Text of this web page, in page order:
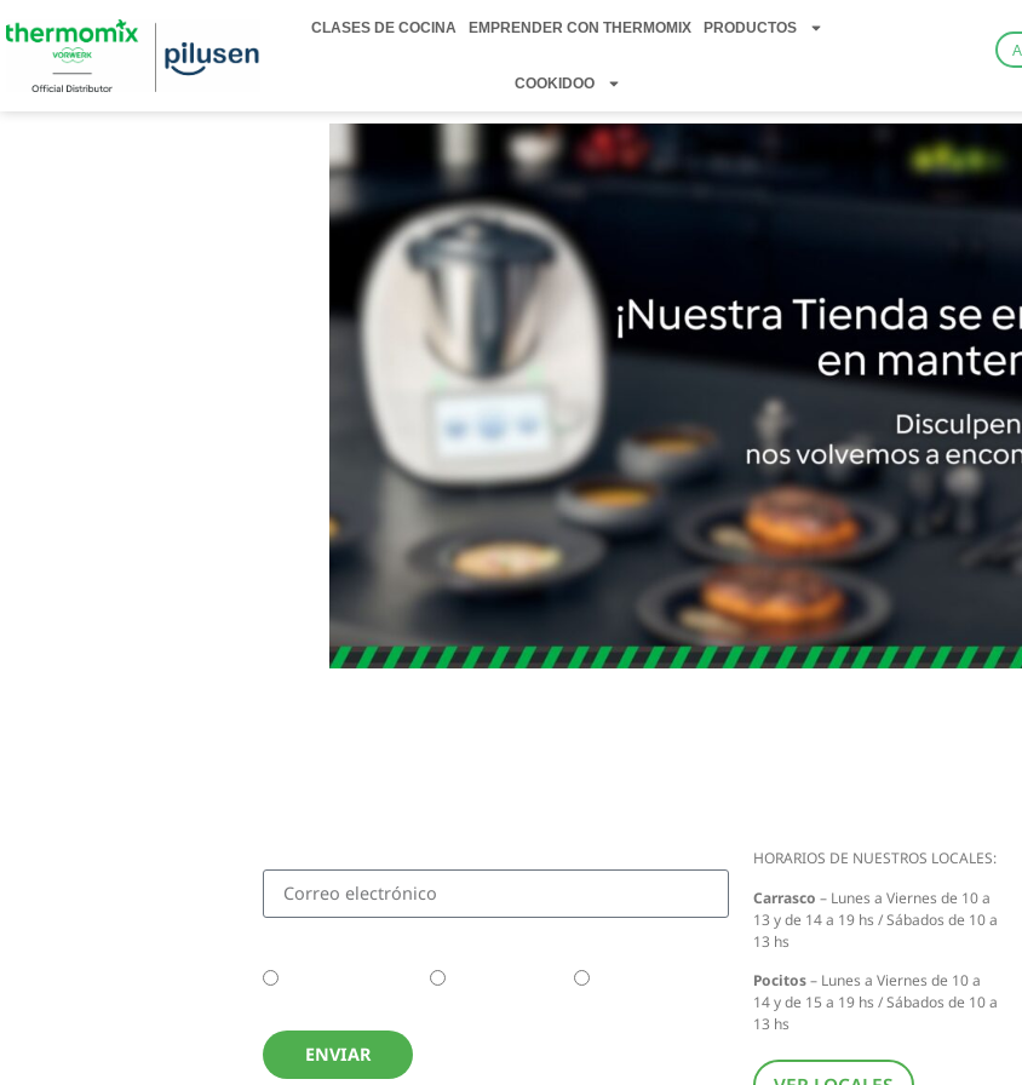
CLASES DE COCINA EMPRENDER CON THERMOMIX PRODUCTOS
COOKIDOO
ENVIAR
HORARIOS DE NUESTROS LOCALES:
Carrasco – Lunes a Viernes de 10 a
13 y de 14 a 19 hs / Sábados de 10 a
13 hs
Pocitos– Lunes a Viernes de 10 a
14 y de 15 a 19 hs / Sábados de 10 a
13 hs